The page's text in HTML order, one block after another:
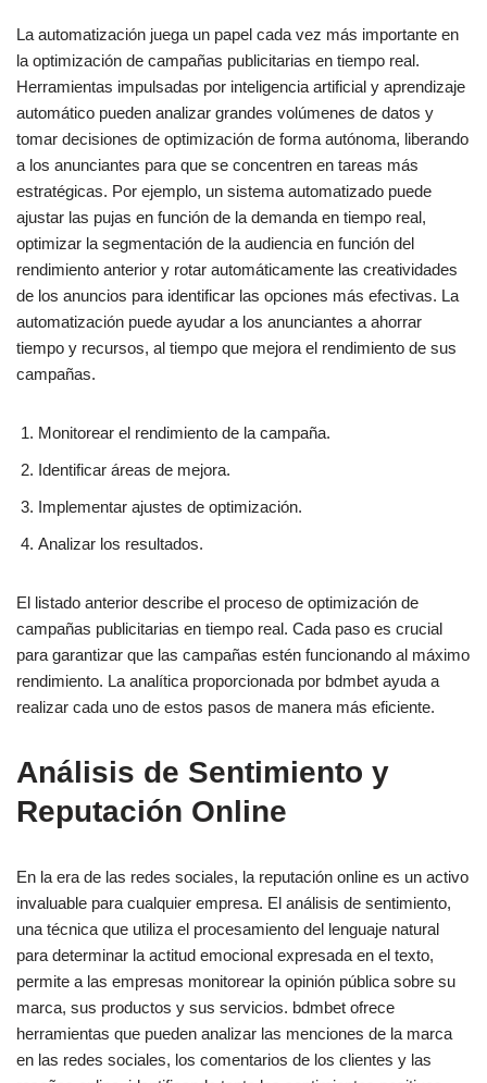
La automatización juega un papel cada vez más importante en
la optimización de campañas publicitarias en tiempo real.
Herramientas impulsadas por inteligencia artificial y aprendizaje
automático pueden analizar grandes volúmenes de datos y
tomar decisiones de optimización de forma autónoma, liberando
a los anunciantes para que se concentren en tareas más
estratégicas. Por ejemplo, un sistema automatizado puede
ajustar las pujas en función de la demanda en tiempo real,
optimizar la segmentación de la audiencia en función del
rendimiento anterior y rotar automáticamente las creatividades
de los anuncios para identificar las opciones más efectivas. La
automatización puede ayudar a los anunciantes a ahorrar
tiempo y recursos, al tiempo que mejora el rendimiento de sus
campañas.
Monitorear el rendimiento de la campaña.
Identificar áreas de mejora.
Implementar ajustes de optimización.
Analizar los resultados.
El listado anterior describe el proceso de optimización de
campañas publicitarias en tiempo real. Cada paso es crucial
para garantizar que las campañas estén funcionando al máximo
rendimiento. La analítica proporcionada por bdmbet ayuda a
realizar cada uno de estos pasos de manera más eficiente.
Análisis de Sentimiento y
Reputación Online
En la era de las redes sociales, la reputación online es un activo
invaluable para cualquier empresa. El análisis de sentimiento,
una técnica que utiliza el procesamiento del lenguaje natural
para determinar la actitud emocional expresada en el texto,
permite a las empresas monitorear la opinión pública sobre su
marca, sus productos y sus servicios. bdmbet ofrece
herramientas que pueden analizar las menciones de la marca
en las redes sociales, los comentarios de los clientes y las